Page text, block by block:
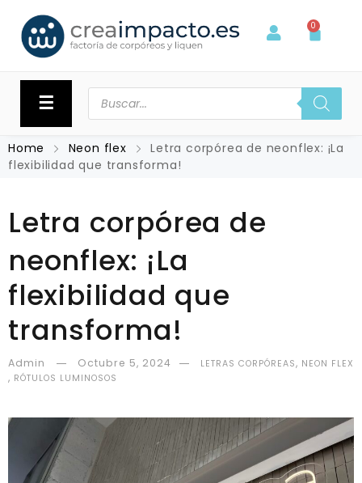
0
☰
Home Neon flex
Letra corpórea de neonflex: ¡La
flexibilidad que transforma!
Letra corpórea de
neonflex: ¡La
flexibilidad que
transforma!
Admin Octubre 5, 2024 LETRAS CORPÓREAS, NEON FLEX
, RÓTULOS LUMINOSOS